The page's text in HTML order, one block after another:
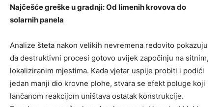
Najčešće greške u gradnji: Od limenih krovova do
solarnih panela
Analize šteta nakon velikih nevremena redovito pokazuju
da destruktivni procesi gotovo uvijek započinju na sitnim,
lokaliziranim mjestima. Kada vjetar uspije probiti i podići
jedan manji dio krovne plohe, stvara se efekt poluge koji
lančanom reakcijom uništava ostatak konstrukcije.